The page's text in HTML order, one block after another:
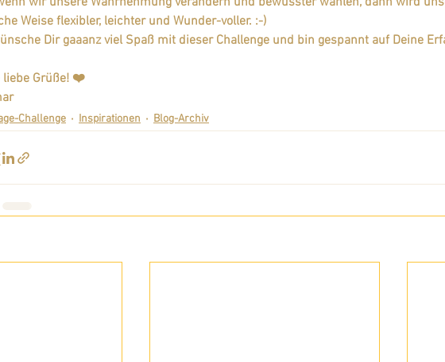
Weise flexibler, leichter und Wunder-voller. :-)
Dir gaaanz viel Spaß mit dieser Challenge und bin gespannt auf Deine
liebe Grüße! ❤️
Challenge Inspirationen Blog-Archiv